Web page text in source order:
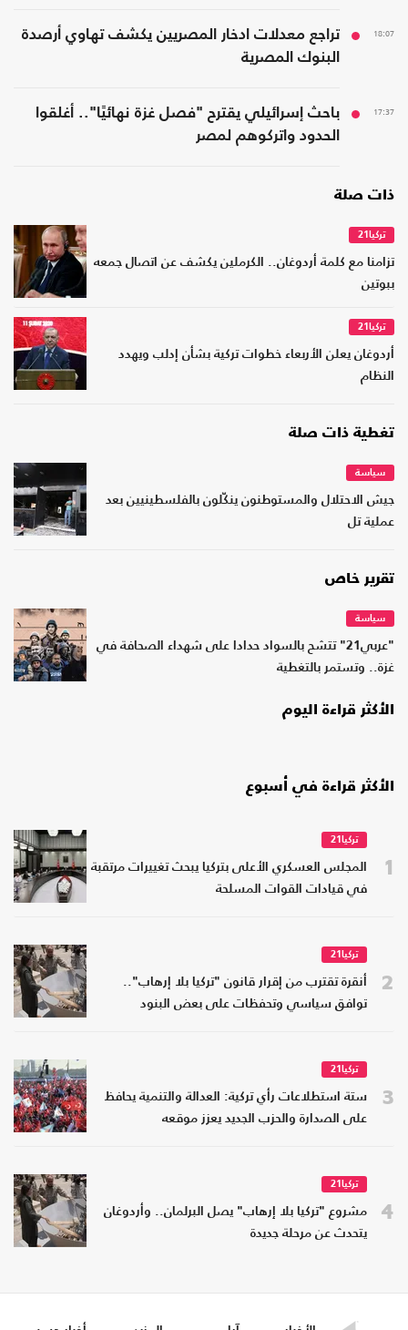
18:07
تراجع معدلات ادخار المصريين يكشف تهاوي أرصدة
البنوك المصرية
17:37
باحث إسرائيلي يقترح "فصل غزة نهائيًا".. أغلقوا
الحدود واتركوهم لمصر
ذات صلة
تركيا21
تزامنا مع كلمة أردوغان.. الكرملين يكشف عن اتصال جمعه
ببوتين
تركيا21
أردوغان يعلن الأربعاء خطوات تركية بشأن إدلب ويهدد
النظام
تغطية ذات صلة
سياسة
جيش الاحتلال والمستوطنون ينكّلون بالفلسطينيين بعد
عملية تل
تقرير خاص
سياسة
"عربي21" تتشح بالسواد حدادا على شهداء الصحافة في
غزة.. وتستمر بالتغطية
الأكثر قراءة اليوم
الأكثر قراءة في أسبوع
1
تركيا21
المجلس العسكري الأعلى بتركيا يبحث تغييرات مرتقبة
في قيادات القوات المسلحة
2
تركيا21
أنقرة تقترب من إقرار قانون "تركيا بلا إرهاب"..
توافق سياسي وتحفظات على بعض البنود
3
تركيا21
ستة استطلاعات رأي تركية: العدالة والتنمية يحافظ
على الصدارة والحزب الجديد يعزز موقعه
4
تركيا21
مشروع "تركيا بلا إرهاب" يصل البرلمان.. وأردوغان
يتحدث عن مرحلة جديدة